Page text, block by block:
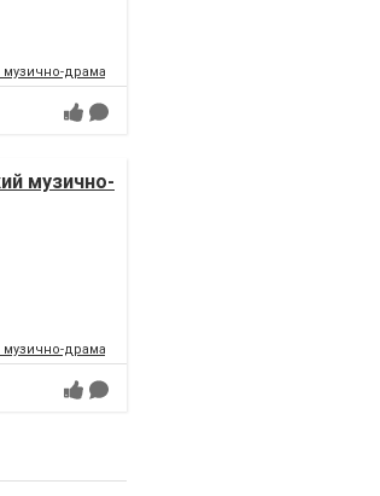
драматичний театр
музично-
драматичний театр